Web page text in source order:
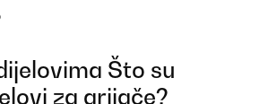
Što su
za grijače?